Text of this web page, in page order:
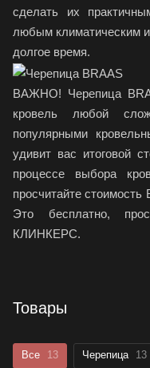
сделать их
любым климатическим и
долгое время.
ВАЖНО! Черепица
кровель любой
популярными
удивит вас итоговой
процессе выбора
просчитайте
Это бесплатно,
КЛИНКЕРС.
Товары
Все 13 Черепица 13